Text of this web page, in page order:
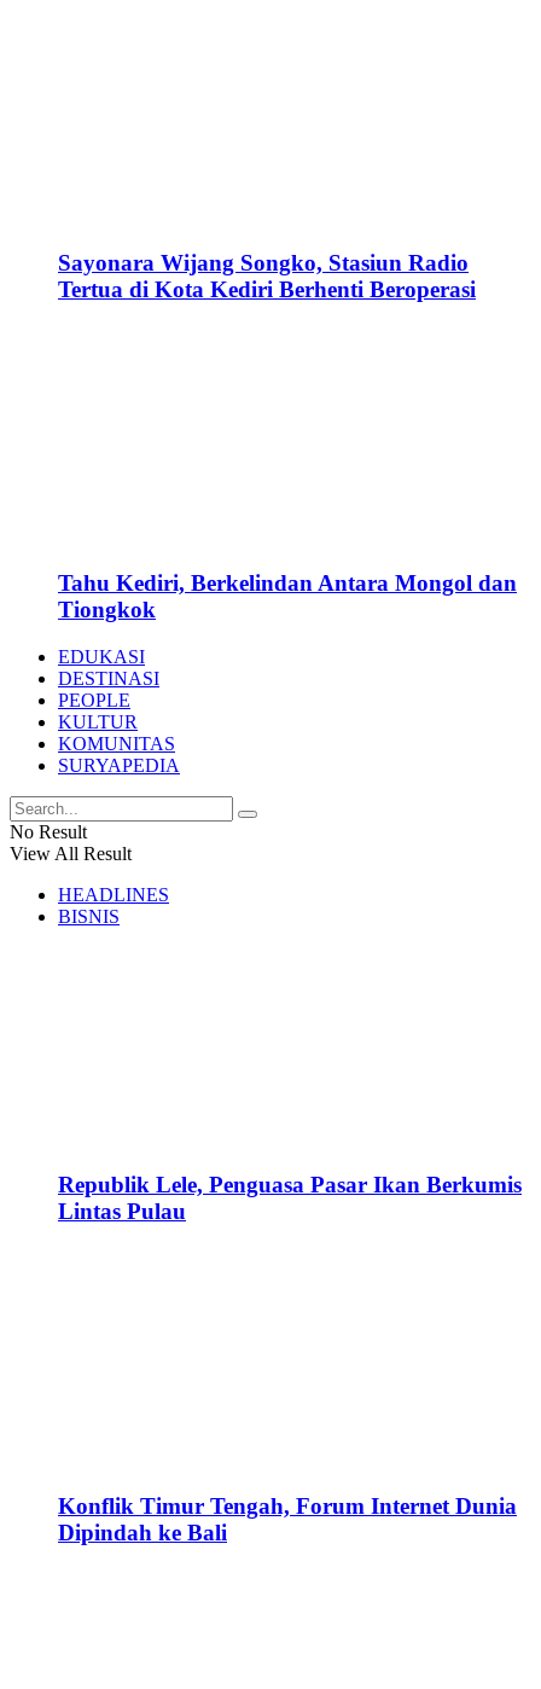
Sayonara Wijang Songko, Stasiun Radio
Tertua di Kota Kediri Berhenti Beroperasi
Tahu Kediri, Berkelindan Antara Mongol dan
Tiongkok
EDUKASI
DESTINASI
PEOPLE
KULTUR
KOMUNITAS
SURYAPEDIA
No Result
View All Result
HEADLINES
BISNIS
Republik Lele, Penguasa Pasar Ikan Berkumis
Lintas Pulau
Konflik Timur Tengah, Forum Internet Dunia
Dipindah ke Bali